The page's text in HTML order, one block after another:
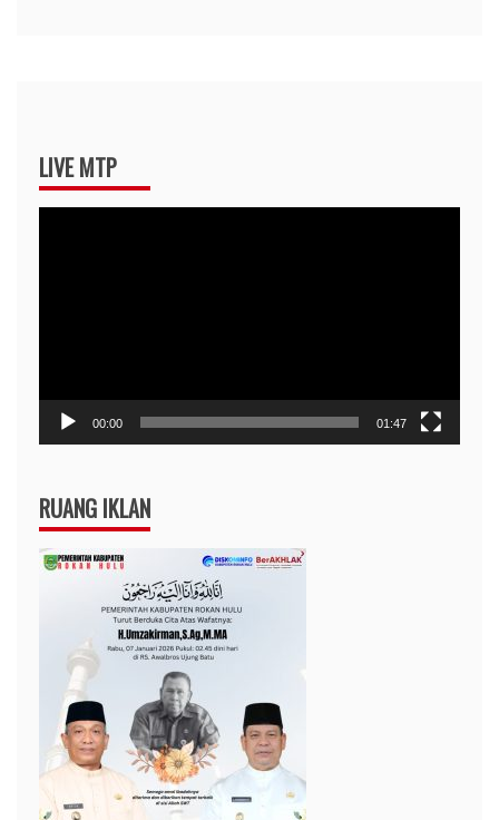
LIVE MTP
00:00 01:47
RUANG IKLAN